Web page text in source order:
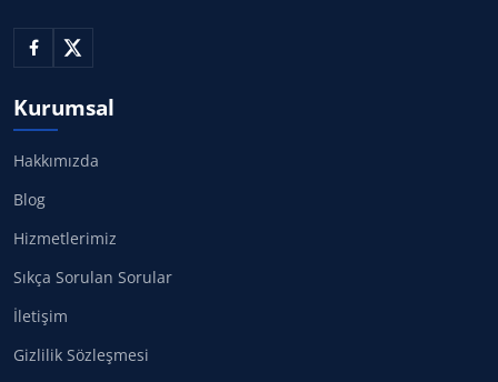
Kurumsal
Hakkımızda
Blog
Hizmetlerimiz
Sıkça Sorulan Sorular
İletişim
Gizlilik Sözleşmesi